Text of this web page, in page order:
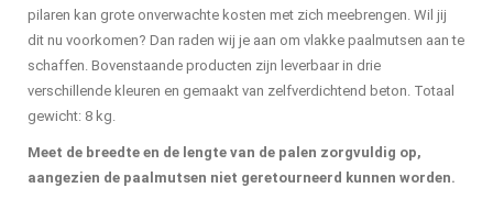
pilaren kan grote onverwachte kosten met zich meebrengen. Wil jij
dit nu voorkomen? Dan raden wij je aan om vlakke paalmutsen aan te
schaffen. Bovenstaande producten zijn leverbaar in drie
verschillende kleuren en gemaakt van zelfverdichtend beton. Totaal
gewicht: 8 kg.
Meet de breedte en de lengte van de palen zorgvuldig op,
aangezien de paalmutsen niet geretourneerd kunnen worden.